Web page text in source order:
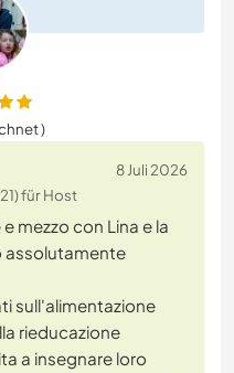
)
8 Juli 2026
für Host
mezzo con Lina e la
assolutamente
sull'alimentazione
rieducazione
a insegnare loro